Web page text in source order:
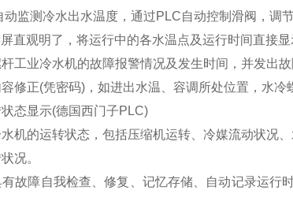
监测冷水出水温度，通过PLC自动控制滑阀，调
直观明了，将运行中的各水温点及运行时间直接
工业冷水机的故障报警情况及发生时间，并发出故
修正(凭密码)，如进出水温、容调所处位置，水冷
态显示(德国西门子PLC)
机的运转状态，包括压缩机运转、冷媒流动状况、
况。
故障自我检查、修复、记忆存储、自动记录运行